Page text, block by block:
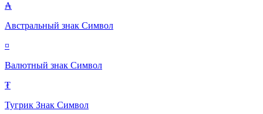
₳
Австральный знак Символ
¤
Валютный знак Символ
₮
Тугрик Знак Символ